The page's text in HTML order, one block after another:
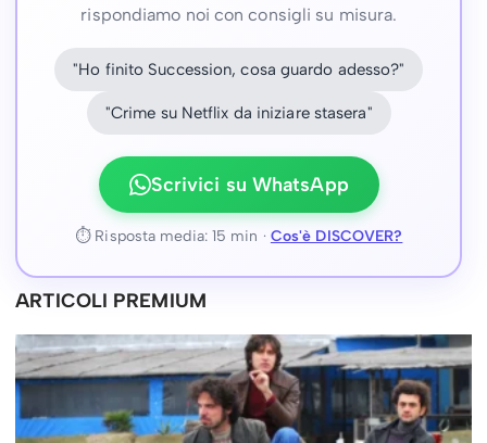
rispondiamo noi con consigli su misura.
"Ho finito Succession, cosa guardo adesso?"
"Crime su Netflix da iniziare stasera"
Scrivici su WhatsApp
⏱ Risposta media: 15 min · Cos'è DISCOVER?
ARTICOLI PREMIUM